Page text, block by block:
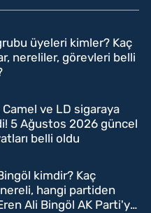
üyeleri kimler? Kaç
nereliler, görevleri belli
ve LD sigaraya
5 Ağustos 2026 güncel
belli oldu
kimdir? Kaç
nereli, hangi partiden
Ali Bingöl AK Parti'ye